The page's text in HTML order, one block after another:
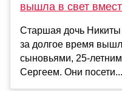
вышла в свет
Старшая дочь
за долгое время
сыновьями, 25-
Сергеем. Они посети...